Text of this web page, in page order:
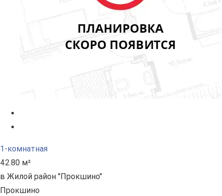
1-комнатная
42.80 м²
в Жилой район "Прокшино"
Прокшино